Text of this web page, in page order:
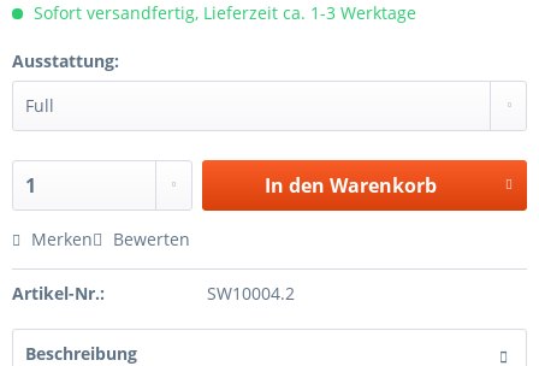
Sofort versandfertig, Lieferzeit ca. 1-3 Werktage
Ausstattung:
In den Warenkorb
Merken Bewerten
Artikel-Nr.: SW10004.2
Beschreibung